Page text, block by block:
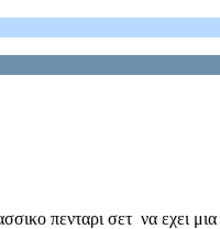
πενταρι σετ να εχει μια